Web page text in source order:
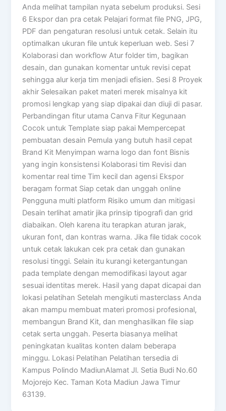
Anda melihat tampilan nyata sebelum produksi. Sesi
6 Ekspor dan pra cetak Pelajari format file PNG, JPG,
PDF dan pengaturan resolusi untuk cetak. Selain itu
optimalkan ukuran file untuk keperluan web. Sesi 7
Kolaborasi dan workflow Atur folder tim, bagikan
desain, dan gunakan komentar untuk revisi cepat
sehingga alur kerja tim menjadi efisien. Sesi 8 Proyek
akhir Selesaikan paket materi merek misalnya kit
promosi lengkap yang siap dipakai dan diuji di pasar.
Perbandingan fitur utama Canva Fitur Kegunaan
Cocok untuk Template siap pakai Mempercepat
pembuatan desain Pemula yang butuh hasil cepat
Brand Kit Menyimpan warna logo dan font Bisnis
yang ingin konsistensi Kolaborasi tim Revisi dan
komentar real time Tim kecil dan agensi Ekspor
beragam format Siap cetak dan unggah online
Pengguna multi platform Risiko umum dan mitigasi
Desain terlihat amatir jika prinsip tipografi dan grid
diabaikan. Oleh karena itu terapkan aturan jarak,
ukuran font, dan kontras warna. Jika file tidak cocok
untuk cetak lakukan cek pra cetak dan gunakan
resolusi tinggi. Selain itu kurangi ketergantungan
pada template dengan memodifikasi layout agar
sesuai identitas merek. Hasil yang dapat dicapai dan
lokasi pelatihan Setelah mengikuti masterclass Anda
akan mampu membuat materi promosi profesional,
membangun Brand Kit, dan menghasilkan file siap
cetak serta unggah. Peserta biasanya melihat
peningkatan kualitas konten dalam beberapa
minggu. Lokasi Pelatihan Pelatihan tersedia di
Kampus Polindo MadiunAlamat Jl. Setia Budi No.60
Mojorejo Kec. Taman Kota Madiun Jawa Timur
63139.